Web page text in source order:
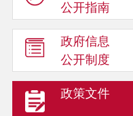
公开指南
政府信息
公开制度
政策文件